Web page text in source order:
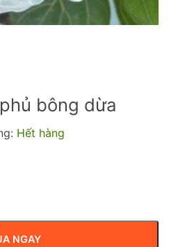
bông dừa
Hết hàng
NGAY